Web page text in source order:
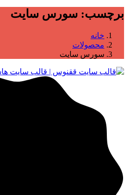
برچسب: سورس سایت
خانه
محصولات
سورس سایت